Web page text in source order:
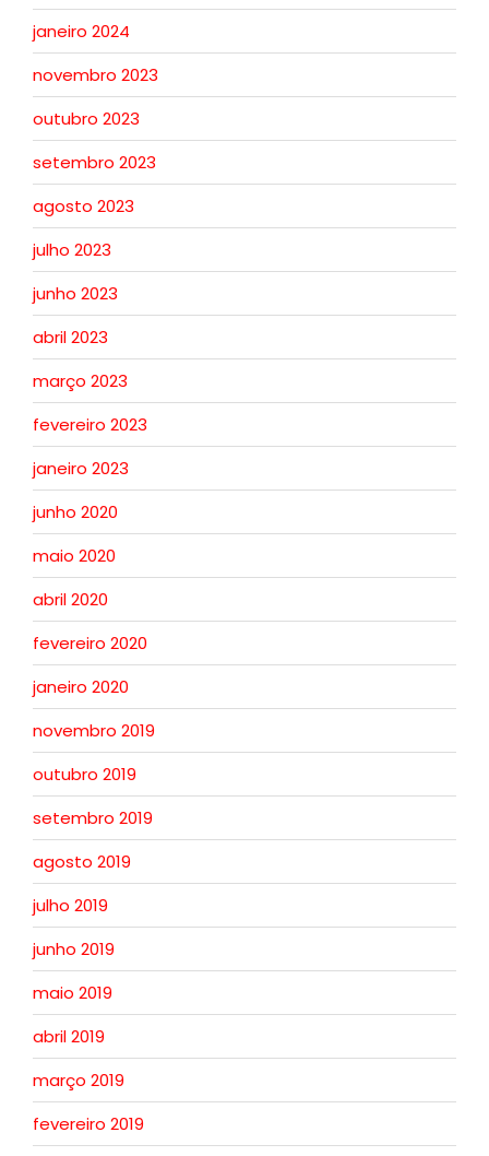
janeiro 2024
novembro 2023
outubro 2023
setembro 2023
agosto 2023
julho 2023
junho 2023
abril 2023
março 2023
fevereiro 2023
janeiro 2023
junho 2020
maio 2020
abril 2020
fevereiro 2020
janeiro 2020
novembro 2019
outubro 2019
setembro 2019
agosto 2019
julho 2019
junho 2019
maio 2019
abril 2019
março 2019
fevereiro 2019